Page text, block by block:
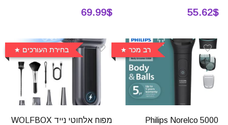
55.62$
69.99$
רב מכר
Philips Norelco 5000
בחירת העורכים
מפוח אלחוטי נייד WOLFBOX